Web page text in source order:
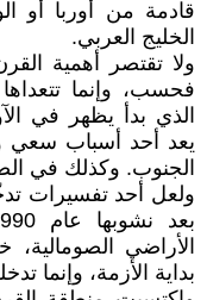
قادمة من أوربا أو
الخليج العربي.
ولا تقتصر أهمية
فحسب، وإنما تتعداها
الذي بدأ يظهر في
يعد أحد أسباب سعي
الجنوب. وكذلك في
ولعل أحد تفسيرات
الأراضي
بداية الأزمة، وإنما